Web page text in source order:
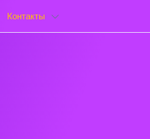
Контакты